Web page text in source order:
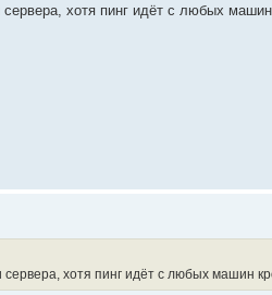
хотя пинг идёт с любых машин
хотя пинг идёт с любых машин